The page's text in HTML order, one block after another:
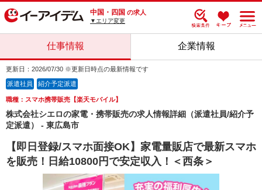
中国・四国 の求人
▼エリア変更
仕事情報 企業情報
更新日：2026/07/30 ※更新日時点の最新情報です
派遣社員 紹介予定派遣
職種：スマホ携帯販売【楽天モバイル】
株式会社シエロの家電・携帯販売の求人情報詳細（派遣社員/紹介予
定派遣） - 東広島市
【即日登録/スマホ面接OK】家電量販店で最新スマホ
を販売！日給10800円で安定収入！＜西条＞